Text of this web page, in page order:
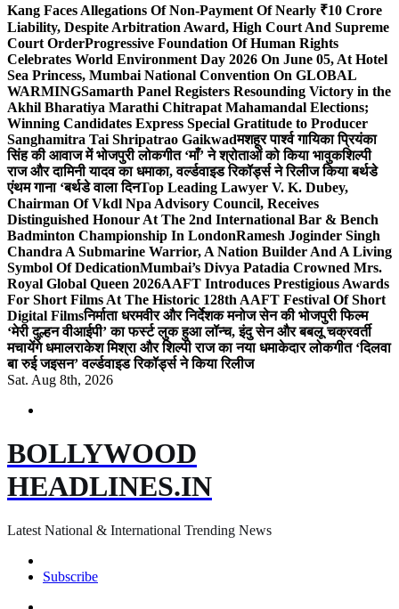
Kang Faces Allegations Of Non-Payment Of Nearly ₹10 Crore
Liability, Despite Arbitration Award, High Court And Supreme
Court OrderProgressive Foundation Of Human Rights
Celebrates World Environment Day 2026 On June 05, At Hotel
Sea Princess, Mumbai National Convention On GLOBAL
WARMINGSamarth Panel Registers Resounding Victory in the
Akhil Bharatiya Marathi Chitrapat Mahamandal Elections;
Winning Candidates Express Special Gratitude to Producer
Sanghamitra Tai Shripatrao Gaikwadमशहूर पार्श्व गायिका प्रियंका
सिंह की आवाज में भोजपुरी लोकगीत ‘माँ’ ने श्रोताओं को किया भावुकशिल्पी
राज और दामिनी यादव का धमाका, वर्ल्डवाइड रिकॉर्ड्स ने रिलीज किया बर्थडे
एंथम गाना ‘बर्थडे वाला दिनTop Leading Lawyer V. K. Dubey,
Chairman Of Vkdl Npa Advisory Council, Receives
Distinguished Honour At The 2nd International Bar & Bench
Badminton Championship In LondonRamesh Joginder Singh
Chandra A Submarine Warrior, A Nation Builder And A Living
Symbol Of DedicationMumbai’s Divya Patadia Crowned Mrs.
Royal Global Queen 2026AAFT Introduces Prestigious Awards
For Short Films At The Historic 128th AAFT Festival Of Short
Digital Filmsनिर्माता धरमवीर और निर्देशक मनोज सेन की भोजपुरी फिल्म
‘मेरी दुल्हन वीआईपी’ का फर्स्ट लुक हुआ लॉन्च, इंदु सेन और बबलू चक्रवर्ती
मचायेंगे धमालराकेश मिश्रा और शिल्पी राज का नया धमाकेदार लोकगीत ‘दिलवा
बा रुई जइसन’ वर्ल्डवाइड रिकॉर्ड्स ने किया रिलीज
Sat. Aug 8th, 2026
BOLLYWOOD
HEADLINES.IN
Latest National & International Trending News
Subscribe